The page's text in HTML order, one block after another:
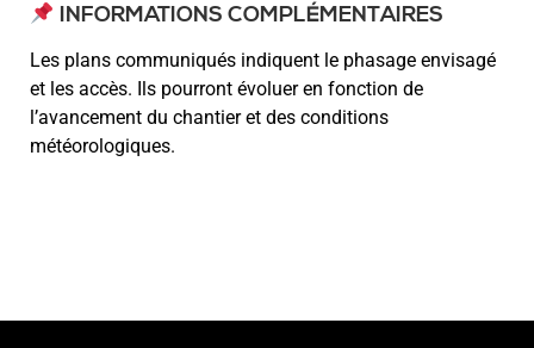
INFORMATIONS COMPLÉMENTAIRES
Les plans communiqués indiquent le phasage envisagé
et les accès. Ils pourront évoluer en fonction de
l’avancement du chantier et des conditions
météorologiques.